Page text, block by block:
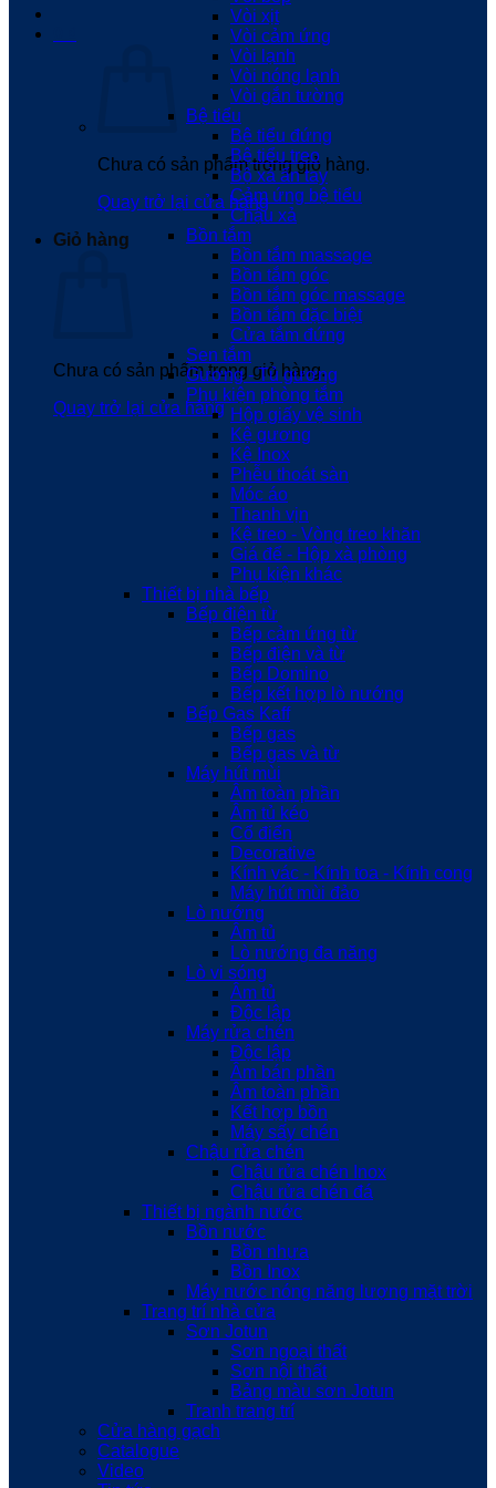
Chưa có sản phẩm trong giỏ hàng.
Quay trở lại cửa hàng
Giỏ hàng
Chưa có sản phẩm trong giỏ hàng.
Quay trở lại cửa hàng
Vòi xịt
Vòi cảm ứng
Vòi lạnh
Vòi nóng lạnh
Vòi gắn tường
Bệ tiểu
Bệ tiểu đứng
Bệ tiểu treo
Bộ xả ấn tay
Cảm ứng bệ tiểu
Chậu xả
Bồn tắm
Bồn tắm massage
Bồn tắm góc
Bồn tắm góc massage
Bồn tắm đặc biệt
Cửa tắm đứng
Sen tắm
Gương - Tủ gương
Phụ kiện phòng tắm
Hộp giấy vệ sinh
Kệ gương
Kệ Inox
Phễu thoát sàn
Móc áo
Thanh vịn
Kệ treo - Vòng treo khăn
Giá để - Hộp xà phòng
Phụ kiện khác
Thiết bị nhà bếp
Bếp điện từ
Bếp cảm ứng từ
Bếp điện và từ
Bếp Domino
Bếp kết hợp lò nướng
Bếp Gas Kaff
Bếp gas
Bếp gas và từ
Máy hút mùi
Âm toàn phần
Âm tủ kéo
Cổ điển
Decorative
Kính vác - Kính toa - Kính cong
Máy hút mùi đảo
Lò nướng
Âm tủ
Lò nướng đa năng
Lò vi sóng
Âm tủ
Độc lập
Máy rửa chén
Độc lập
Âm bán phần
Âm toàn phần
Kết hợp bồn
Máy sấy chén
Chậu rửa chén
Chậu rửa chén Inox
Chậu rửa chén đá
Thiết bị ngành nước
Bồn nước
Bồn nhựa
Bồn Inox
Máy nước nóng năng lượng mặt trời
Trang trí nhà cửa
Sơn Jotun
Sơn ngoại thất
Sơn nội thất
Bảng màu sơn Jotun
Tranh trang trí
Cửa hàng gạch
Catalogue
Video